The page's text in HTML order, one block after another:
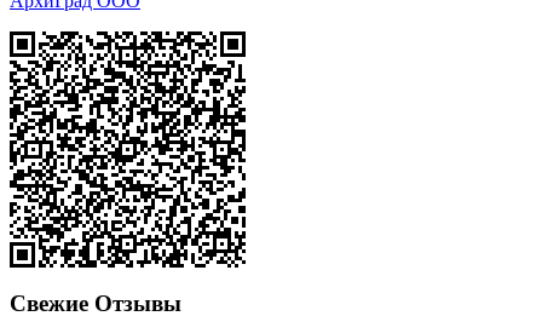
Свежие Отзывы